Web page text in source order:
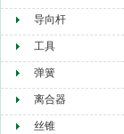
导向杆
工具
弹簧
离合器
丝锥